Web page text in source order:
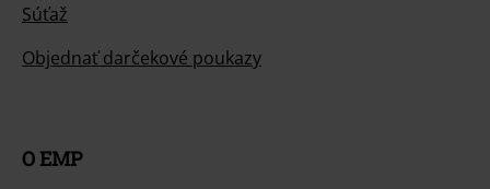
Súťaž
Objednať darčekové poukazy
O EMP